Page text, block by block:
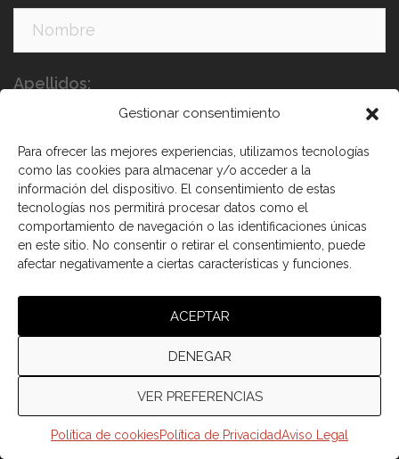
Gestionar consentimiento
Para ofrecer las mejores experiencias, utilizamos tecnologías
como las cookies para almacenar y/o acceder a la
información del dispositivo. El consentimiento de estas
tecnologías nos permitirá procesar datos como el
comportamiento de navegación o las identificaciones únicas
en este sitio. No consentir o retirar el consentimiento, puede
afectar negativamente a ciertas características y funciones.
ACEPTAR
DENEGAR
VER PREFERENCIAS
Política de cookiesPolítica de PrivacidadAviso Legal
Apellidos:
He leído y acepto los términos y condiciones
© 2026 Cámara de comercio Canadá España.